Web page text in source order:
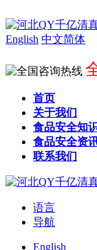
English 中文简体
首页
关于我们
食品安全知
食品安全资
联系我们
语言
导航
English